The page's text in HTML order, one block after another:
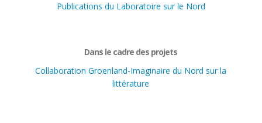
Publications du Laboratoire sur le Nord
Dans le cadre des projets
Collaboration Groenland-Imaginaire du Nord sur la
littérature